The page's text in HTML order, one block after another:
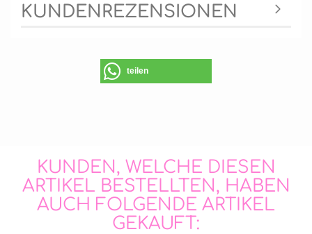
KUNDENREZENSIONEN
teilen
KUNDEN, WELCHE DIESEN
ARTIKEL BESTELLTEN, HABEN
AUCH FOLGENDE ARTIKEL
GEKAUFT: